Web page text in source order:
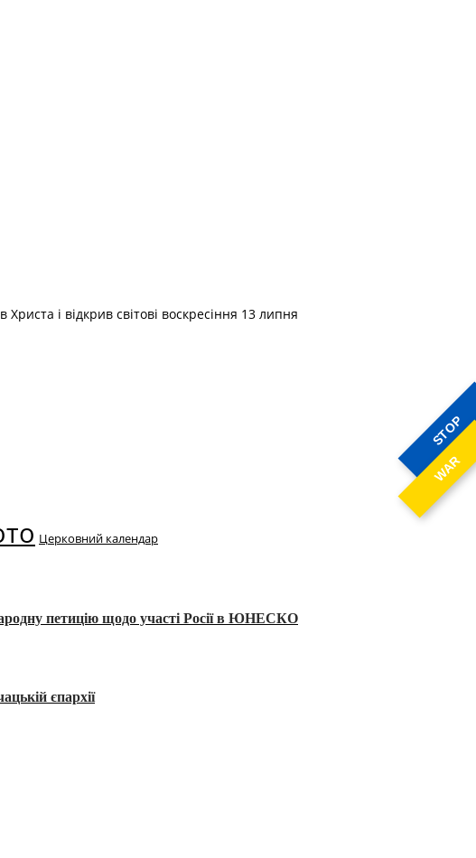
STOP
WAR
і відкрив світові воскресіння 13 липня
Церковний календар
петицію щодо участі Росії в ЮНЕСКО
єпархії